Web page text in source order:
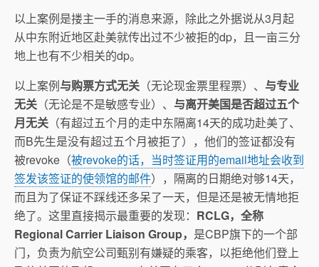
以上案例是搂主一手的消息来源，除此之外据说从3月起
从中东附近地区赴美就传出过不少被拒的dp，且一亩三分
地上也有不少相关的dp。
以上案例与购票方式无关 （无论现金票里程票）、 与专业
无关 （无论是不是敏感专业）、 与离开美国是否超过五个
月无关 （有超过五个月的走中东隔离14天的成功赴美了、
而B先生是没有超过五个月被拒了），他们的签证都没有
被revoke（被revoke的话，当时签证用的email地址会收到
签发该签证的使领馆的邮件），隔离的日期绝对够14天，
而且为了保证不踩线还多呆了一天，但是还是被无情地拒
绝了。这里直接揭示最重要的发现： RCLG，全称
Regional Carrier Liaison Group， 是CBP旗下的一个部
门，负责为航空公司甄别有嫌疑的乘客，以拒绝他们登上